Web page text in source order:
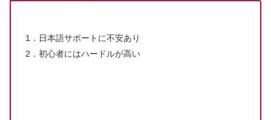
1．日本語サポートに不安あり
2．初心者にはハードルが高い